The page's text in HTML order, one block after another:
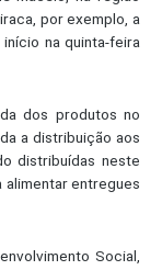
por exemplo, a
na quinta-feira
dos produtos no
a distribuição aos
distribuídas neste
alimentar entregues
Social,